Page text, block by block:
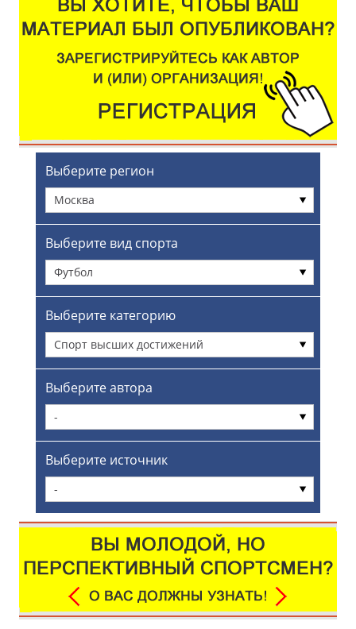
Выберите регион
Москва
Выберите вид спорта
Футбол
Выберите категорию
Спорт высших достижений
Выберите автора
-
Выберите источник
-